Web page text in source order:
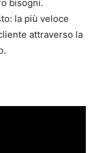
bisogni.
la più veloce
attraverso la